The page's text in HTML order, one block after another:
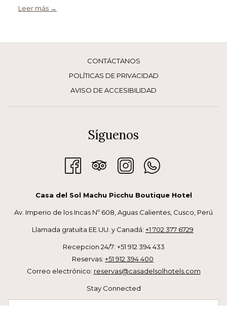
Leer más
CONTÁCTANOS
POLÍTICAS DE PRIVACIDAD
AVISO DE ACCESIBILIDAD
Síguenos
Casa del Sol Machu Picchu Boutique Hotel
Av. Imperio de los Incas Nº 608, Aguas Calientes, Cusco, Perú
Llamada gratuita EE.UU. y Canadá: +1 702 377 6729
Recepcion 24/7: +51 912 394 433
Reservas: +51 912 394 400
Correo electrónico: reservas@casadelsolhotels.com
Stay Connected